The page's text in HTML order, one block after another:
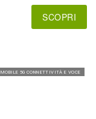
SCOPRI
MOBILE 5G CONNETTIVITÀ E VOCE